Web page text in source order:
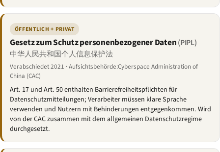
ÖFFENTLICH + PRIVAT
Gesetz zum Schutz personenbezogener Daten(PIPL)
中华人民共和国个人信息保护法
Verabschiedet 2021 · Aufsichtsbehörde:Cyberspace Administration of
China (CAC)
Art. 17 und Art. 50 enthalten Barrierefreiheitspflichten für
Datenschutzmitteilungen; Verarbeiter müssen klare Sprache
verwenden und Nutzern mit Behinderungen entgegenkommen. Wird
von der CAC zusammen mit dem allgemeinen Datenschutzregime
durchgesetzt.